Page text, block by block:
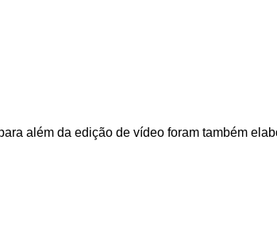
além da edição de vídeo foram também